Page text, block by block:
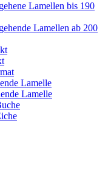
Lamellen bis 190
Lamellen ab 200
Lamelle
Lamelle